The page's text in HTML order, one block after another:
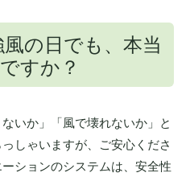
の日でも、本当
すか？
いか」「風で壊れないか」と
しゃいますが、ご安心くださ
ションのシステムは、安全性